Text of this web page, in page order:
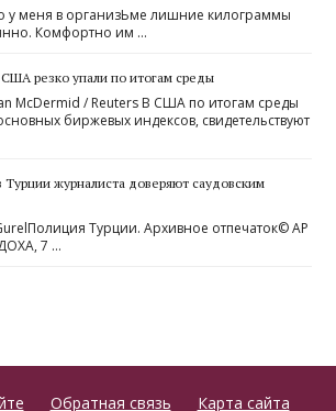
у меня в организЬме лишние килограммы
Комфортно им …
резко упали по итогам среды
McDermid / Reuters В США по итогам среды
биржевых индексов, свидетельствуют
журналиста доверяют саудовским
Турции. Архивное отпечаток© AP
7 …
Обратная связь Карта сайта